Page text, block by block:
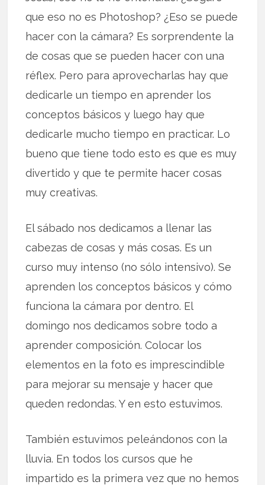
que eso no es Photoshop? ¿Eso se puede
hacer con la cámara? Es sorprendente la
de cosas que se pueden hacer con una
réflex. Pero para aprovecharlas hay que
dedicarle un tiempo en aprender los
conceptos básicos y luego hay que
dedicarle mucho tiempo en practicar. Lo
bueno que tiene todo esto es que es muy
divertido y que te permite hacer cosas
muy creativas.
El sábado nos dedicamos a llenar las
cabezas de cosas y más cosas. Es un
curso muy intenso (no sólo intensivo). Se
aprenden los conceptos básicos y cómo
funciona la cámara por dentro. El
domingo nos dedicamos sobre todo a
aprender composición. Colocar los
elementos en la foto es imprescindible
para mejorar su mensaje y hacer que
queden redondas. Y en esto estuvimos.
También estuvimos peleándonos con la
lluvia. En todos los cursos que he
impartido es la primera vez que no hemos